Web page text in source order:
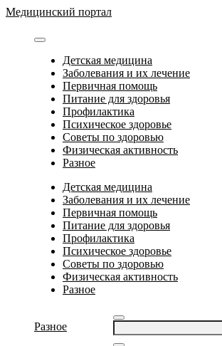
Перейти
содержимому
Медицинский портал
Детская медицина
Заболевания и их лечение
Первичная помощь
Питание для здоровья
Профилактика
Психическое здоровье
Советы по здоровью
Физическая активность
Разное
Детская медицина
Заболевания и их лечение
Первичная помощь
Питание для здоровья
Профилактика
Психическое здоровье
Советы по здоровью
Физическая активность
Разное
Найти:
Разное